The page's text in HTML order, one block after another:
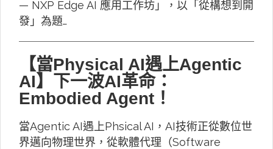
— NXP Edge AI 應用工作坊」，以「從構想到開
發」為題…
【當Physical AI遇上Agentic
AI】下一波AI革命：
Embodied Agent！
當Agentic AI遇上Phsical AI，AI技術正從數位世
界邁向物理世界，從軟體代理（Software